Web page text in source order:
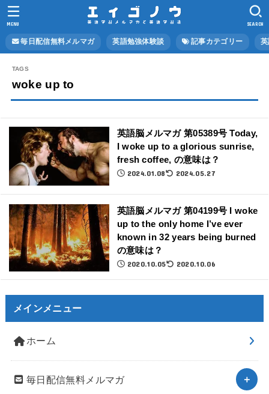
毎日配信無料メルマガ 英語勉強体験談 記事カテゴリー
SEARCH
MENU
woke up to
英語脳メルマガ 第05389号 Today,
I woke up to a glorious sunrise,
fresh coffee, の意味は？
2024.01.08 2024.05.27
英語脳メルマガ 第04199号 I woke
up to the only home I’ve ever
known in 32 years being burned
の意味は？
2020.10.05 2020.10.06
メインメニュー
ホーム
毎日配信無料メルマガ